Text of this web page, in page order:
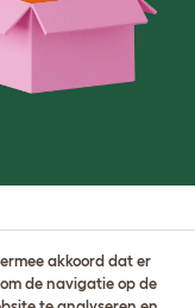
akkoord dat er
de navigatie op de